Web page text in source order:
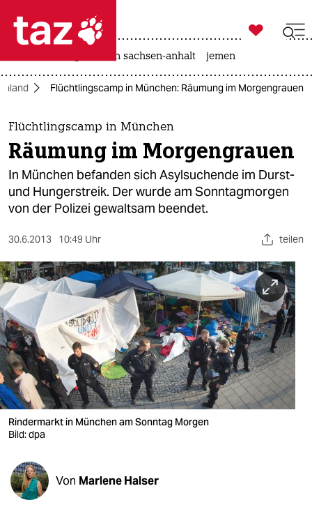
 taz zahl ich
taz zahl ich
themen
politik
öko
sport
berlin
nord
wahrheit
verlag
verlag
veranstaltungen
shop

taz zahl ich
landtagswahl in sachsen-anhalt jemen
Flüchtlingscamp in München: Räumung im Morgengrauen
Flüchtlingscamp in München
Räumung im Morgengrauen
In München befanden sich Asylsuchende im Durst-
und Hungerstreik. Der wurde am Sonntagmorgen
von der Polizei gewaltsam beendet.
30.6.2013 10:49 Uhr teilen
Rindermarkt in München am Sonntag Morgen
Bild: dpa
Von Marlene Halser